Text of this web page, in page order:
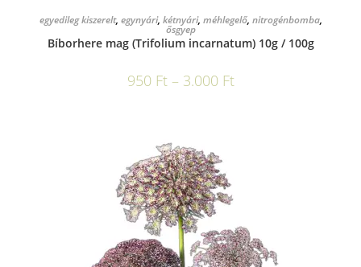
OPCIÓK VÁLASZTÁSA
egyedileg kiszerelt, egynyári, kétnyári, méhlegelő, nitrogénbomba,
ősgyep
Bíborhere mag (Trifolium incarnatum) 10g / 100g
950 Ft – 3.000 Ft